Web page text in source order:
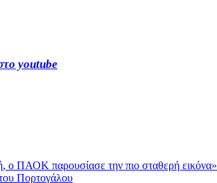
youtube
ο ΠΑΟΚ παρουσίασε την πιο σταθερή εικόνα»
Πορτογάλου